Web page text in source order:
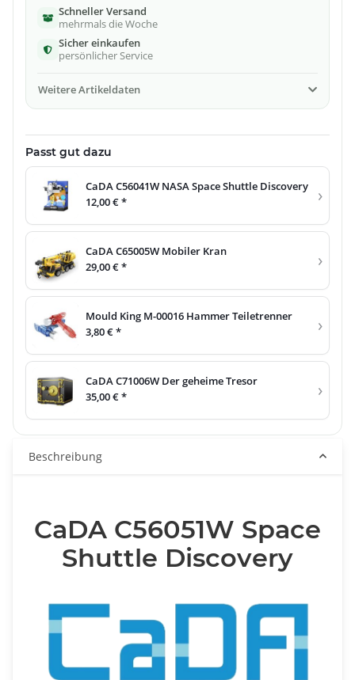
Schneller Versand
mehrmals die Woche
Sicher einkaufen
persönlicher Service
Weitere Artikeldaten
Passt gut dazu
CaDA C56041W NASA Space Shuttle Discovery
12,00 €* ›
CaDA C65005W Mobiler Kran
29,00 €* ›
Mould King M-00016 Hammer Teiletrenner
3,80 €* ›
CaDA C71006W Der geheime Tresor
35,00 €* ›
Beschreibung
CaDA C56051W Space
Shuttle Discovery